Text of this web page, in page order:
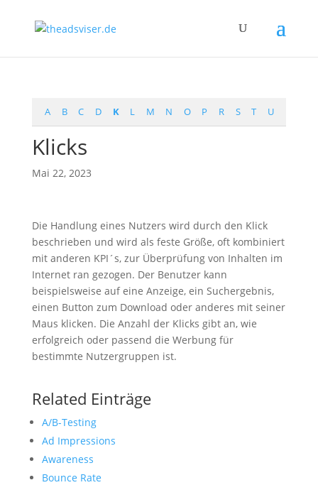
A B C D K L M N O P R S T U
Klicks
Mai 22, 2023
Die Handlung eines Nutzers wird durch den Klick
beschrieben und wird als feste Größe, oft kombiniert
mit anderen KPI´s, zur Überprüfung von Inhalten im
Internet ran gezogen. Der Benutzer kann
beispielsweise auf eine Anzeige, ein Suchergebnis,
einen Button zum Download oder anderes mit seiner
Maus klicken. Die Anzahl der Klicks gibt an, wie
erfolgreich oder passend die Werbung für
bestimmte Nutzergruppen ist.
Related Einträge
A/B-Testing
Ad Impressions
Awareness
Bounce Rate